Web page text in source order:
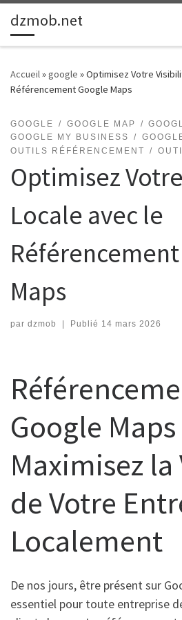
Passer au contenu
dzmob.net
Accueil»google »Optimisez Votre
Référencement Google Maps
GOOGLE GOOGLE MAP
GOOGLE MY BUSINESS
OUTILS RÉFÉRENCEMENT
Optimisez
Locale avec le
Maps
par dzmob Publié 14 mars 2026
Google Maps
Maximisez
de Votre
Localement
De nos jours, être présent sur
essentiel pour toute entreprise